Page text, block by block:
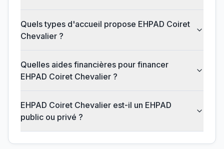
Quels types d'accueil propose EHPAD Coiret
Chevalier ?
Quelles aides financières pour financer
EHPAD Coiret Chevalier ?
EHPAD Coiret Chevalier est-il un EHPAD
public ou privé ?